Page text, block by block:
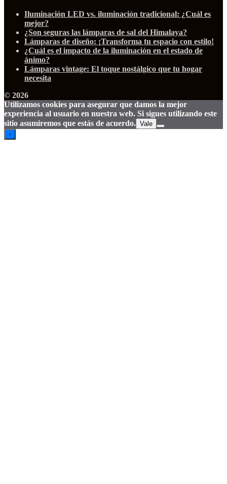
Iluminación LED vs. iluminación tradicional: ¿Cuál es
mejor?
¿Son seguras las lámparas de sal del Himalaya?
Lámparas de diseño: ¡Transforma tu espacio con estilo!
¿Cuál es el impacto de la iluminación en el estado de
ánimo?
Lámparas vintage: El toque nostálgico que tu hogar
necesita
© 2026
Utilizamos cookies para asegurar que damos la mejor
experiencia al usuario en nuestra web. Si sigues utilizando este
sitio asumiremos que estás de acuerdo. Vale
↑